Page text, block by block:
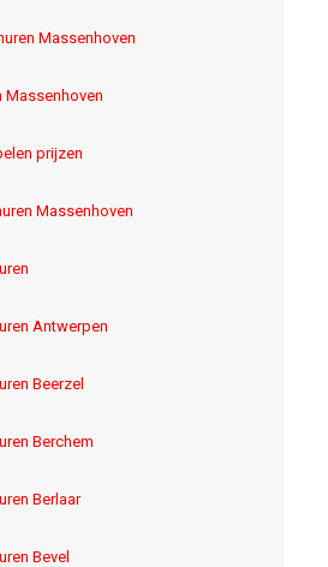
Massenhoven
Massenhoven
prijzen
Massenhoven
Antwerpen
Beerzel
Berchem
Berlaar
Bevel